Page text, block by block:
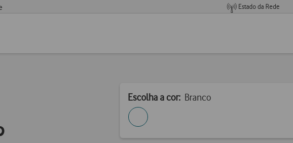
Estado da Rede
Escolha a cor: Branco